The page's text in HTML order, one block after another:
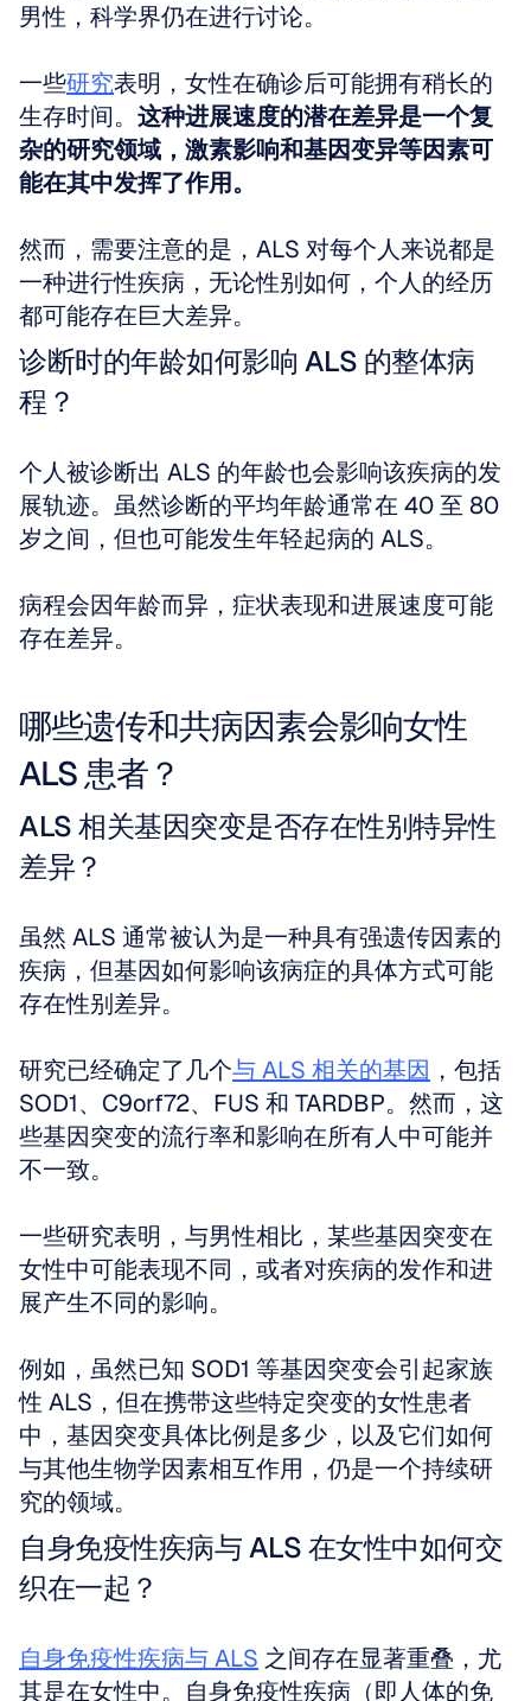
男性，科学界仍在进行讨论。
一些研究表明，女性在确诊后可能拥有稍长的
生存时间。 这种进展速度的潜在差异是一个复
杂的研究领域，激素影响和基因变异等因素可
能在其中发挥了作用。
然而，需要注意的是，ALS 对每个人来说都是
一种进行性疾病，无论性别如何，个人的经历
都可能存在巨大差异。
诊断时的年龄如何影响 ALS 的整体病
程？
个人被诊断出 ALS 的年龄也会影响该疾病的发
展轨迹。虽然诊断的平均年龄通常在 40 至 80
岁之间，但也可能发生年轻起病的 ALS。
病程会因年龄而异，症状表现和进展速度可能
存在差异。
哪些遗传和共病因素会影响女性
ALS 患者？
ALS 相关基因突变是否存在性别特异性
差异？
虽然 ALS 通常被认为是一种具有强遗传因素的
疾病，但基因如何影响该病症的具体方式可能
存在性别差异。
研究已经确定了几个与 ALS 相关的基因 ，包括
SOD1、C9orf72、FUS 和 TARDBP。然而，这
些基因突变的流行率和影响在所有人中可能并
不一致。
一些研究表明，与男性相比，某些基因突变在
女性中可能表现不同，或者对疾病的发作和进
展产生不同的影响。
例如，虽然已知 SOD1 等基因突变会引起家族
性 ALS，但在携带这些特定突变的女性患者
中，基因突变具体比例是多少，以及它们如何
与其他生物学因素相互作用，仍是一个持续研
究的领域。
自身免疫性疾病与 ALS 在女性中如何交
织在一起？
自身免疫性疾病与 ALS 之间存在显著重叠，尤
其是在女性中。自身免疫性疾病（即人体的免